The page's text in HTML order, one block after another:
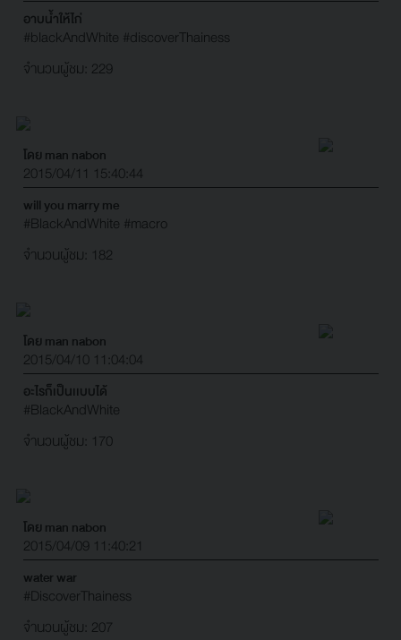
อาบน้ำให้ไก่
#blackAndWhite #discoverThainess
จำนวนผู้ชม: 229
โดย man nabon
2015/04/11 15:40:44
will you marry me
#BlackAndWhite #macro
จำนวนผู้ชม: 182
โดย man nabon
2015/04/10 11:04:04
อะไรก็เป็นเเบบได้
#BlackAndWhite
จำนวนผู้ชม: 170
โดย man nabon
2015/04/09 11:40:21
water war
#DiscoverThainess
จำนวนผู้ชม: 207